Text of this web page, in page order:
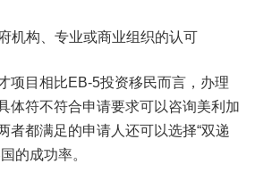
机构、专业或商业组织的认可
项目相比EB-5投资移民而言，办理
体符不符合申请要求可以咨询美利加
者都满足的申请人还可以选择“双递
的成功率。